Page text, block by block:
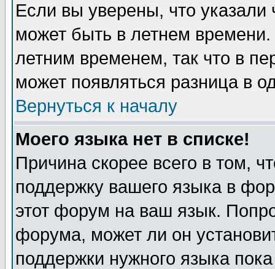
Если вы уверены, что указали
может быть в летнем
летним временем, так что в
может появляться разница в
Вернуться к началу
Моего языка нет в списке!
Причина скорее всего в том,
поддержку вашего языка в
этот форум на ваш язык.
форума, может ли он
поддержки нужного языка